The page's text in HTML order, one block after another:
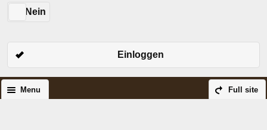
Nein
Einloggen
Full site
Menu